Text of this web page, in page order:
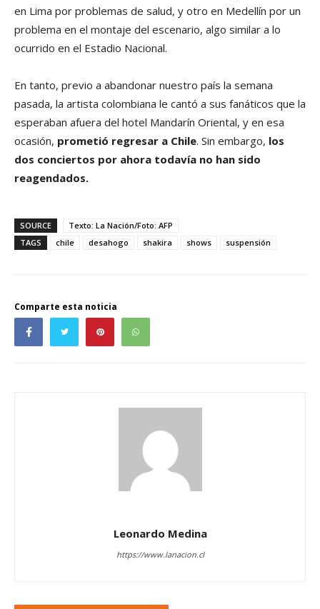
en Lima por problemas de salud, y otro en Medellín por un
problema en el montaje del escenario, algo similar a lo
ocurrido en el Estadio Nacional.
En tanto, previo a abandonar nuestro país la semana
pasada, la artista colombiana le cantó a sus fanáticos que la
esperaban afuera del hotel Mandarín Oriental, y en esa
ocasión, prometió regresar a Chile. Sin embargo, los
dos conciertos por ahora todavía no han sido
reagendados.
SOURCE
Texto: La Nación/Foto: AFP
TAGS
chile desahogo shakira shows suspensión
Comparte esta noticia
Leonardo Medina
https://www.lanacion.cl